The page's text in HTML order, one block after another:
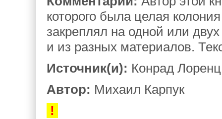
которого была целая
закреплял на одной или
и из разных материалов.
Источник(и): Конрад
Автор: Михаил Карпук
!